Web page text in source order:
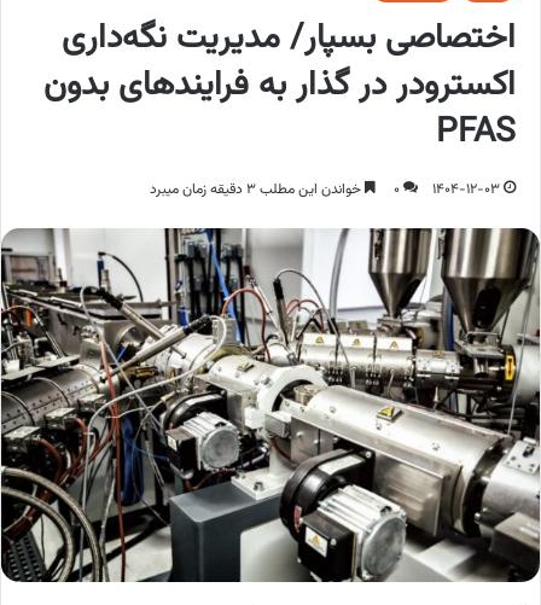
اختصاصی بسپار/ مدیریت نگه‌داری
اکسترودر در گذار به فرایندهای بدون
PFAS
1404-12-03
0 خواندن این مطلب 3 دقیقه زمان میبرد